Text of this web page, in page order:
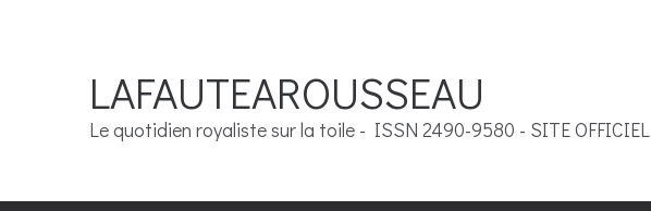
LAFAUTEAROUSSEAU
Le quotidien royaliste sur la toile - ISSN 2490-9580 - SITE OFFICIEL